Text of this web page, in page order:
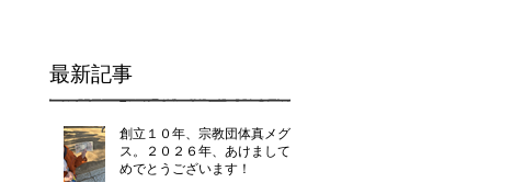
最新記事
創立１０年、宗教団体真メグデ
ス。２０２６年、あけましてお
めでとうございます！